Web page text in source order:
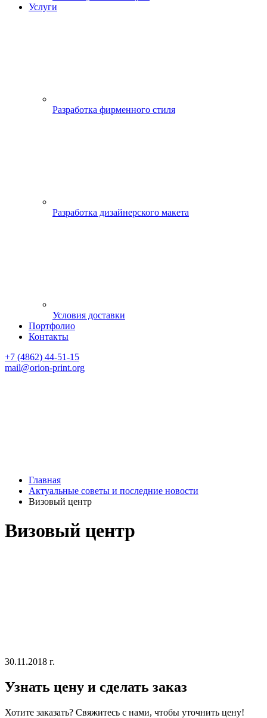
Услуги
Разработка фирменного стиля
Разработка дизайнерского макета
Условия доставки
Портфолио
Контакты
+7 (4862) 44-51-15
mail@orion-print.org
Главная
Актуальные советы и последние новости
Визовый центр
Визовый центр
30.11.2018 г.
Узнать цену и сделать заказ
Хотите заказать? Свяжитесь с нами, чтобы уточнить цену!